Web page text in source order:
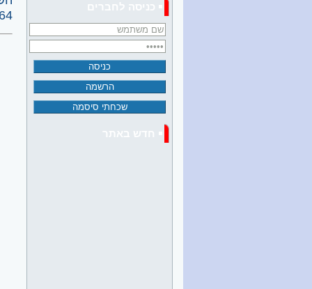
כניסה לחברים
חדש באתר
1964